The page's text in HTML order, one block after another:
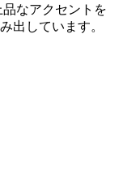
なアクセントを
出しています。